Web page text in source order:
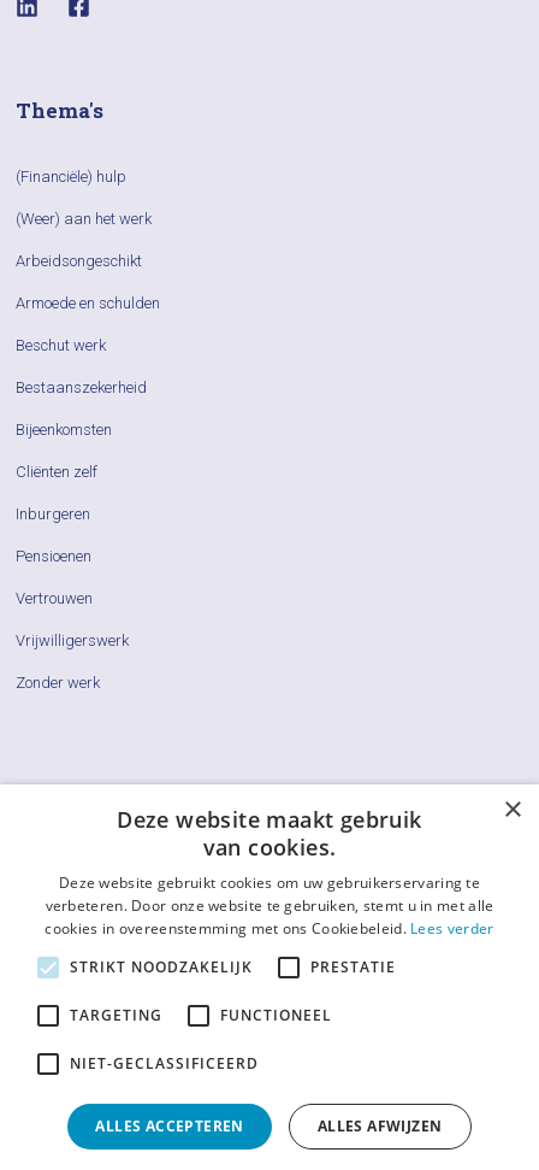
Thema's
(Financiële) hulp
(Weer) aan het werk
Arbeidsongeschikt
Armoede en schulden
Beschut werk
Bestaanszekerheid
Bijeenkomsten
Cliënten zelf
Inburgeren
Pensioenen
Vertrouwen
Vrijwilligerswerk
Zonder werk
Cliëntenraden
Vraag & Antwoord
De LCR
Contact
Afkortingenlijst
×
Deze website maakt gebruik
van cookies.
Deze website gebruikt cookies om uw gebruikerservaring te
verbeteren. Door onze website te gebruiken, stemt u in met alle
cookies in overeenstemming met ons Cookiebeleid. Lees verder
STRIKT NOODZAKELIJK
PRESTATIE
TARGETING FUNCTIONEEL
NIET-GECLASSIFICEERD
ALLES ACCEPTEREN ALLES AFWIJZEN